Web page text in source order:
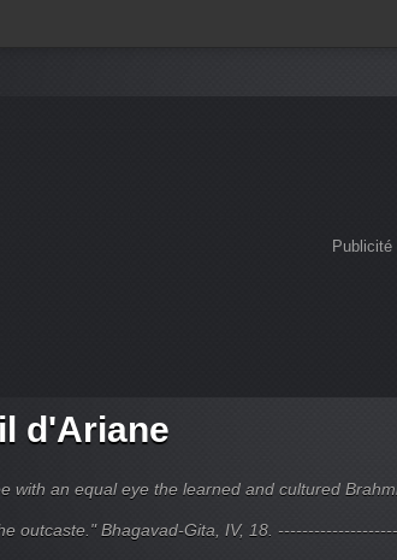
Publicité
d'Ariane
with an equal eye the learned and cultured
outcaste." Bhagavad-Gita, IV, 18.